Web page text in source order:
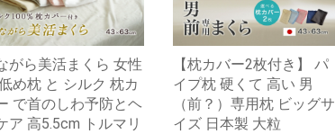
がら美活まくら 女性
め枕 と シルク 枕カ
で首のしわ予防とヘ
ア 高5.5cm トルマリ
【枕カバー2枚付き】 パ
イプ枕 硬くて 高い 男
（前？）専用枕 ビッグサ
イズ 日本製 大粒